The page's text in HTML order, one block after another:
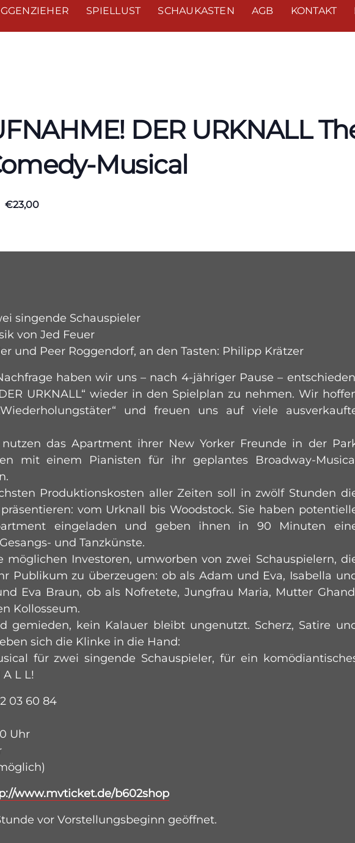
SPIELLUST SCHAUKASTEN AGB KONTAKT
DER URKNALL
Musical
€23,00
singende Schauspieler
von Jed Feuer
und Peer Roggendorf, an den Tasten: Philipp Krätzer
haben wir uns – nach 4-jähriger Pause –
URKNALL“ wieder in den Spielplan zu nehmen. Wir
und freuen uns auf viele
das Apartment ihrer New Yorker Freunde in der
mit einem Pianisten für ihr geplantes Broadway-
Produktionskosten aller Zeiten soll in zwölf Stunden
vom Urknall bis Woodstock. Sie haben
eingeladen und geben ihnen in 90 Minuten
und Tanzkünste.
möglichen Investoren, umworben von zwei Schauspielern,
Publikum zu überzeugen: ob als Adam und Eva, Isabella
Eva Braun, ob als Nofretete, Jungfrau Maria, Mutter
Kollosseum.
gemieden, kein Kalauer bleibt ungenutzt. Scherz, Satire
sich die Klinke in die Hand:
für zwei singende Schauspieler, für ein
L L!
03 60 84
Uhr
www.mvticket.de/b602shop
vor Vorstellungsbeginn geöffnet.